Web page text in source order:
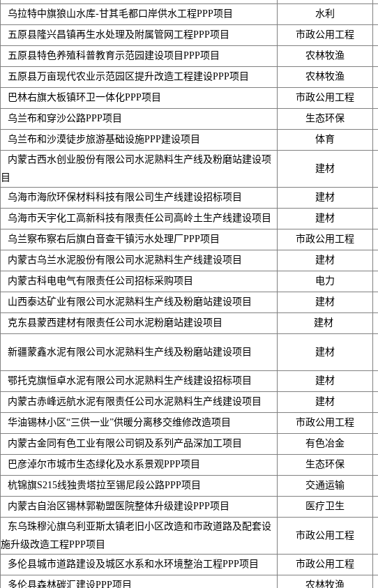
乌拉特中旗狼山水库-甘其毛都口岸供水工程PPP项目 水利
五原县隆兴昌镇再生水处理及附属管网工程PPP项目 市政公用工程
五原县特色养殖科普教育示范园建设项目PPP项目 农林牧渔
五原县万亩现代农业示范园区提升改造工程建设PPP项目 农林牧渔
巴林右旗大板镇环卫一体化PPP项目 市政公用工程
乌兰布和穿沙公路PPP项目 生态环保
乌兰布和沙漠徒步旅游基础设施PPP建设项目 体育
内蒙古西水创业股份有限公司水泥熟料生产线及粉磨站建设项
目
建材
乌海市海欣环保材料科技有限公司生产线建设招标项目 建材
乌海市天宇化工高新科技有限责任公司高岭土生产线建设项目 建材
乌兰察布察右后旗白音查干镇污水处理厂PPP项目 市政公用工程
内蒙古乌兰水泥股份有限公司水泥熟料生产线建设项目 建材
内蒙古科电电气有限责任公司招标采购项目 电力
山西泰达矿业有限公司水泥熟料生产线及粉磨站建设项目 建材
克东县蒙西建材有限责任公司水泥粉磨站建设项目 建材
新疆蒙鑫水泥有限公司水泥熟料生产线及粉磨站建设项目 建材
鄂托克旗恒卓水泥有限公司水泥熟料生产线建设招标项目 建材
内蒙古赤峰远航水泥有限责任公司水泥熟料生产线建设项目 建材
华油锡林小区“三供一业”供暖分离移交维修改造项目 市政公用工程
内蒙古金同有色工业有限公司铜及系列产品深加工项目 有色冶金
巴彦淖尔市城市生态绿化及水系景观PPP项目 生态环保
杭锦旗S215线独贵塔拉至锡尼段公路PPP项目 交通运输
内蒙古自治区锡林郭勒盟医院整体升级建设PPP项目 医疗卫生
东乌珠穆沁旗乌利亚斯太镇老旧小区改造和市政道路及配套设
施升级改造工程PPP项目
市政公用工程
多伦县城市道路建设及城区水系和水环境整治工程PPP项目 市政公用工程
多伦县森林碳汇建设PPP项目 农林牧渔